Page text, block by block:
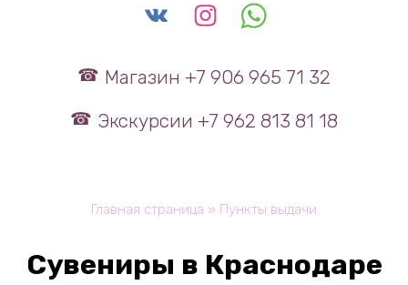
Магазин +7 906 965 71 32
Экскурсии +7 962 813 81 18
Главная страница » Пункты выдачи
Сувениры в Краснодаре